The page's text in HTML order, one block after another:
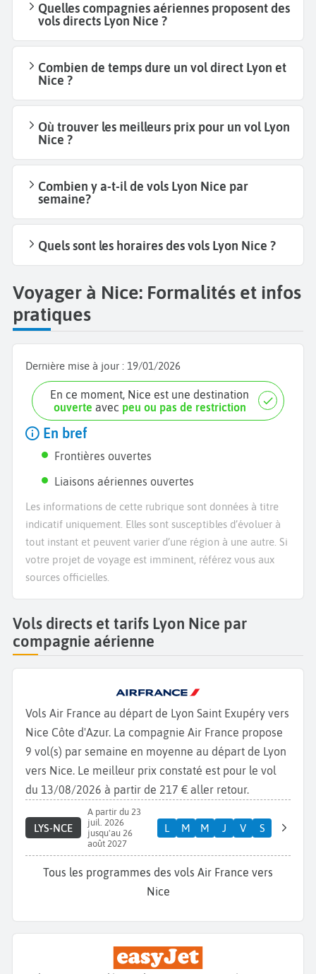
Quelles compagnies aériennes proposent des
vols directs Lyon Nice ?
Combien de temps dure un vol direct Lyon et
Nice ?
Où trouver les meilleurs prix pour un vol Lyon
Nice ?
Combien y a-t-il de vols Lyon Nice par
semaine?
Quels sont les horaires des vols Lyon Nice ?
Voyager à Nice: Formalités et infos
pratiques
Dernière mise à jour : 19/01/2026
En ce moment, Nice est une destination
ouverte avec peu ou pas de restriction
En bref
Frontières ouvertes
Liaisons aériennes ouvertes
Les informations de cette rubrique sont données à titre
indicatif uniquement. Elles sont susceptibles d’évoluer à
tout instant et peuvent varier d’une région à une autre. Si
votre projet de voyage est imminent, référez vous aux
sources officielles.
Vols directs et tarifs Lyon Nice par
compagnie aérienne
Vols Air France au départ de Lyon Saint Exupéry vers
Nice Côte d'Azur. La compagnie Air France propose
9 vol(s) par semaine en moyenne au départ de Lyon
vers Nice. Le meilleur prix constaté est pour le vol
du 13/08/2026 à partir de 217 € aller retour.
LYS-NCE
A partir du 23
juil. 2026
jusqu'au 26
août 2027
L M M J V S
Tous les programmes des vols Air France vers
Nice